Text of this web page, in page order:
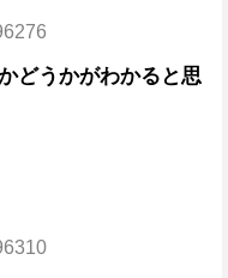
どうかがわかると思